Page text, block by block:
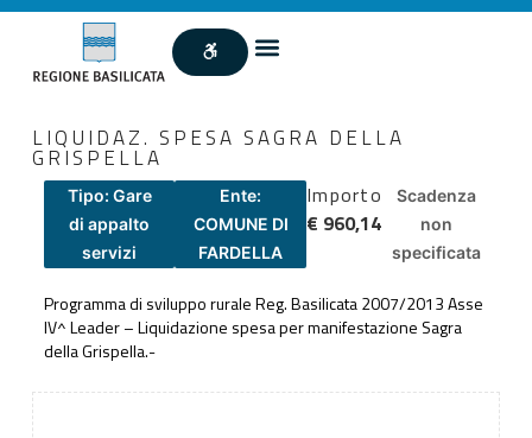
LIQUIDAZ. SPESA SAGRA DELLA
GRISPELLA
Tipo: Gare
di appalto
servizi
Ente:
COMUNE DI
FARDELLA
Importo
€ 960,14
Scadenza
non
specificata
Programma di sviluppo rurale Reg. Basilicata 2007/2013 Asse
IV^ Leader – Liquidazione spesa per manifestazione Sagra
della Grispella.-